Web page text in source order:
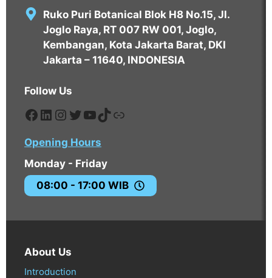
Ruko Puri Botanical Blok H8 No.15, Jl.
Joglo Raya, RT 007 RW 001, Joglo,
Kembangan, Kota Jakarta Barat, DKI
Jakarta – 11640, INDONESIA
Follow Us
https://www.facebook.com/
https://www.linkedin.com/
https://www.instagram.com/
https://twitter.com/EdavosPT
https://www.youtube.com/
https://tiktok.com/
https://
Opening Hours
Monday - Friday
08:00 - 17:00 WIB
About Us
Introduction